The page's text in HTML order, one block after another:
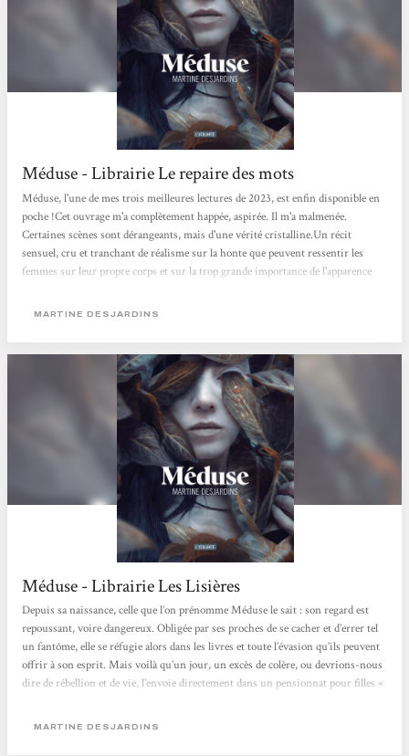
Méduse - Librairie Le repaire des mots
Méduse, l'une de mes trois meilleures lectures de 2023, est enfin disponible en
poche !Cet ouvrage m'a complètement happée, aspirée. Il m'a malmenée.
Certaines scènes sont dérangeants, mais d'une vérité cristalline.Un récit
sensuel, cru et tranchant de réalisme sur la honte que peuvent ressentir les
femmes sur leur propre corps et sur la trop grande importance de l'apparence
de cœur !
MARTINE DESJARDINS
Méduse - Librairie Les Lisières
Depuis sa naissance, celle que l’on prénomme Méduse le sait : son regard est
repoussant, voire dangereux. Obligée par ses proches de se cacher et d’errer tel
un fantôme, elle se réfugie alors dans les livres et toute l’évasion qu’ils peuvent
offrir à son esprit. Mais voilà qu’un jour, un excès de colère, ou devrions-nous
dire de rébellion et de vie, l’envoie directement dans un pensionnat pour filles «
famille se refusent d’assumer et d’aimer. C’est...
MARTINE DESJARDINS